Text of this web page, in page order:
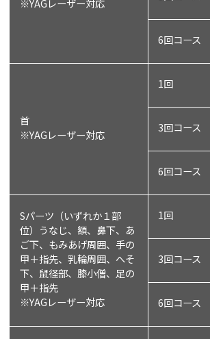
※YAGレーザー対応
6回コース
首
※YAGレーザー対応
1回
3回コース
6回コース
Sパーツ（いずれか１部
位）うなじ、額、鼻下、あ
ご下、もみあげ周囲、手の
甲＋指先、乳輪周囲、へそ
下、鼠径部、膝小僧、足の
甲＋指先
※YAGレーザー対応
1回
3回コース
6回コース